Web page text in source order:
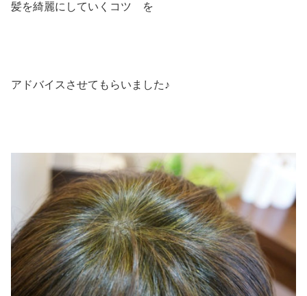
髪を綺麗にしていくコツ を
アドバイスさせてもらいました♪